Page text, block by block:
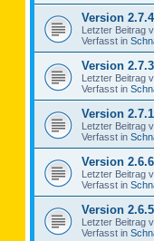
Version 2.7.4
Letzter Beitrag
Verfasst in
Version 2.7.3
Letzter Beitrag
Verfasst in
Version 2.7.1
Letzter Beitrag
Verfasst in
Version
Letzter Beitrag
Verfasst in
Version
Letzter Beitrag
Verfasst in